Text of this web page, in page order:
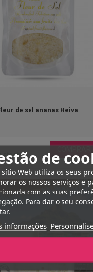
de
sítio Web utiliza os seus
os nossos serviços e
com as suas
Para dar o seu
informações
de sel ananas Heiva
stock